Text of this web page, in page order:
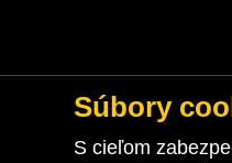
Súbory
S cieľom